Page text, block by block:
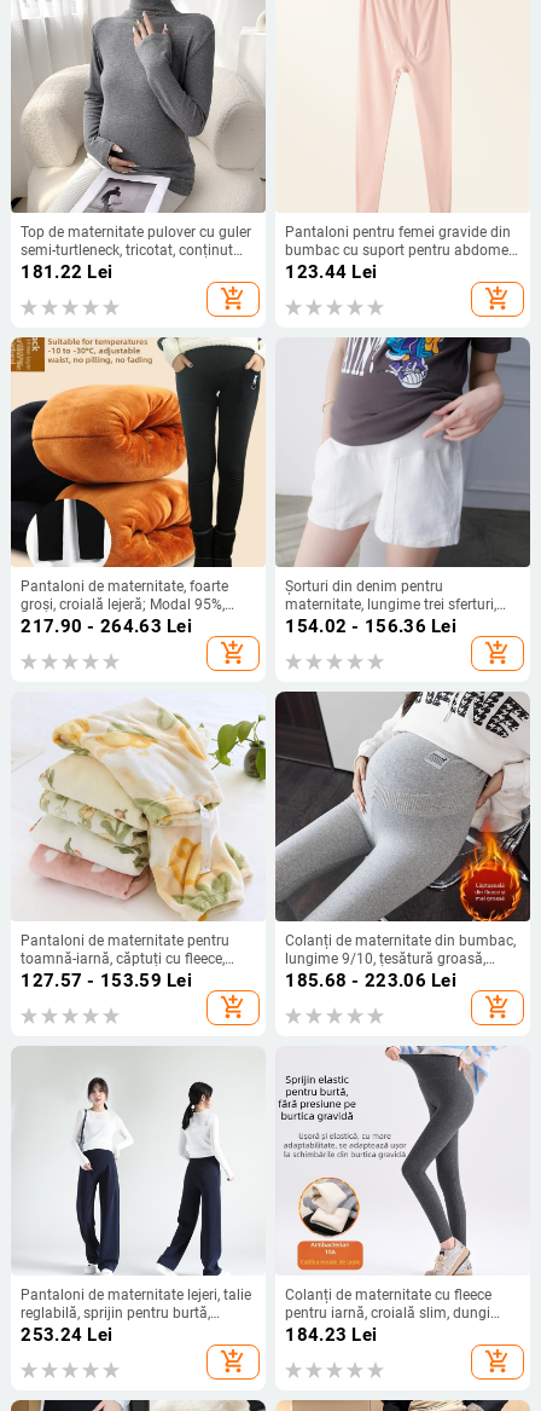
Top de maternitate pulover cu guler
semi-turtleneck, tricotat, conținut
principal 30–50%, mâneci lungi,
181.22 Lei
add_shopping_cart
Pantaloni pentru femei gravide din
bumbac cu suport pentru abdomen,
croială lejeră, 100% bumbac,
123.44 Lei
add_shopping_cart
Pantaloni de maternitate, foarte
groși, croială lejeră; Modal 95%,
Viscose 71-80%, Poliester; Ridicare
217.90 - 264.63 Lei
add_shopping_cart
Șorturi din denim pentru
maternitate, lungime trei sferturi,
margine rulată, vară 2025
154.02 - 156.36 Lei
add_shopping_cart
Pantaloni de maternitate pentru
toamnă-iarnă, căptuți cu fleece,
groși, din flanel, plus size, talie
înaltă pentru susținerea burții,
pantaloni de pijama din flanel,
127.57 - 153.59 Lei
add_shopping_cart
Colanți de maternitate din bumbac,
lungime 9/10, țesătură groasă,
croială lejeră, mențin căldura
185.68 - 223.06 Lei
add_shopping_cart
Pantaloni de maternitate lejeri, talie
reglabilă, sprijin pentru burtă,
croială dreaptă, micro-elastic,
poliester 50–70% + bumbac 30–
50%, Toamnă 2023
253.24 Lei
add_shopping_cart
Colanți de maternitate cu fleece
pentru iarnă, croială slim, dungi
verticale, susținere a burții,
184.23 Lei
add_shopping_cart